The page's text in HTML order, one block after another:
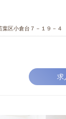
葉区小倉台７－１９－４
求